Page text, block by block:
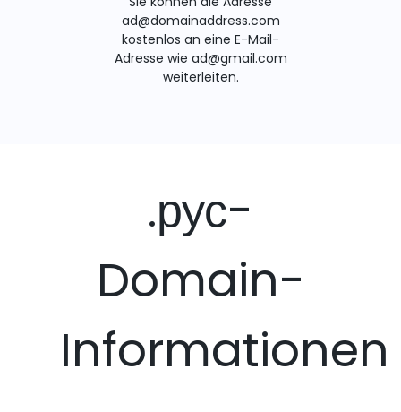
ad@domainaddress.com
kostenlos an eine E-Mail-
Adresse wie ad@gmail.com
weiterleiten.
.рус-
Domain-
Informationen